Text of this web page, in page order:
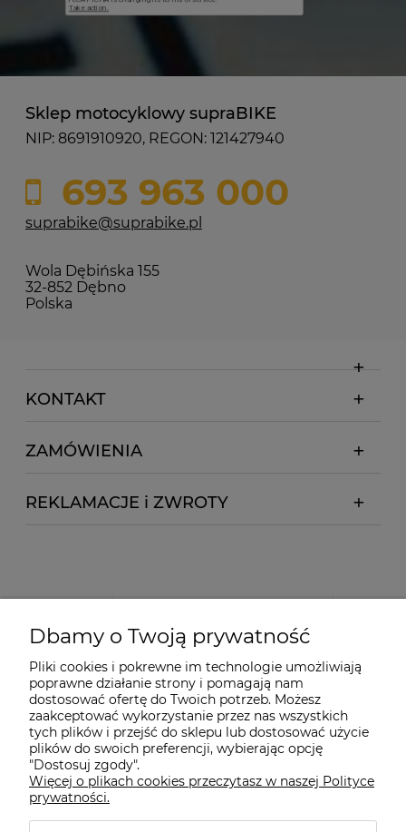
Sklep motocyklowy supraBIKE
NIP: 8691910920, REGON: 121427940
693 963 000
suprabike@suprabike.pl
Wola Dębińska 155
32-852 Dębno
Polska
KONTAKT
ZAMÓWIENIA
REKLAMACJE i ZWROTY
Dbamy o Twoją prywatność
Pliki cookies i pokrewne im technologie umożliwiają
poprawne działanie strony i pomagają nam
dostosować ofertę do Twoich potrzeb. Możesz
zaakceptować wykorzystanie przez nas wszystkich
tych plików i przejść do sklepu lub dostosować użycie
plików do swoich preferencji, wybierając opcję
"Dostosuj zgody".
Więcej o plikach cookies przeczytasz w naszej Polityce
prywatności.